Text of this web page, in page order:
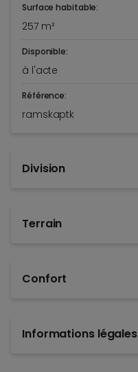
Surface habitable:
257 m²
Disponible:
à l'acte
Référence:
ramskaptk
Division
Terrain
Confort
Informations légales